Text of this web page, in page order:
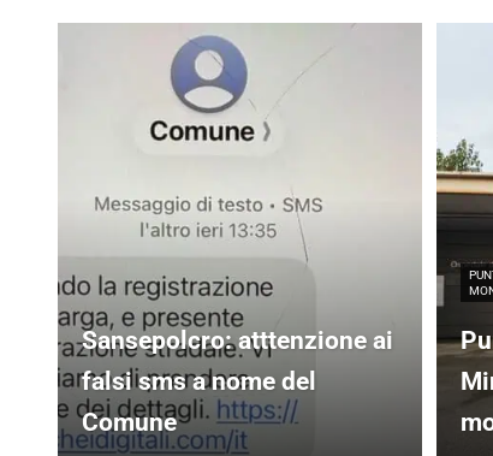
Sansepolcro: atttenzione ai
falsi sms a nome del
Comune